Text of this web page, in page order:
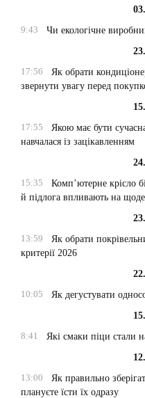
9:43
Чи екологічне
17:56
Як обрати
звернути увагу перед
17:55
Якою має бути
навчалася із зацікавленням
15:35
Комп’ютерне крісло
й підлога впливають на
13:59
Як обрати
критерії 2026
10:05
Як дегустувати
8:41
Які смаки піци стали
13:00
Як правильно
плануєте їсти їх одразу